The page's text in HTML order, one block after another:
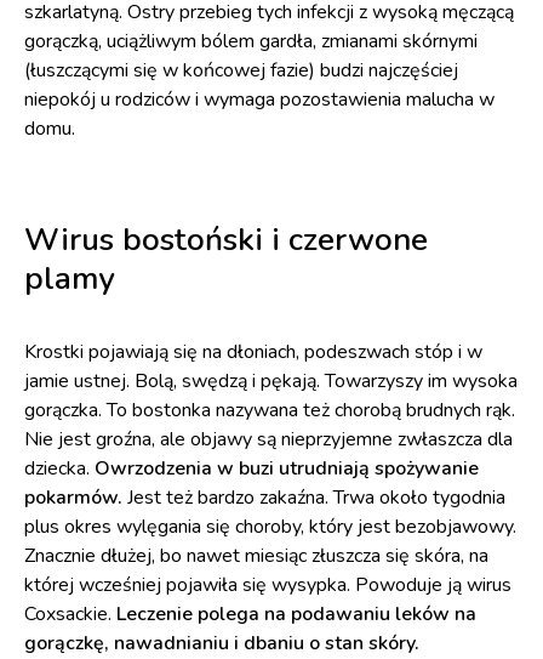
szkarlatyną. Ostry przebieg tych infekcji z wysoką męczącą
gorączką, uciążliwym bólem gardła, zmianami skórnymi
(łuszczącymi się w końcowej fazie) budzi najczęściej
niepokój u rodziców i wymaga pozostawienia malucha w
domu.
Wirus bostoński i czerwone
plamy
Krostki pojawiają się na dłoniach, podeszwach stóp i w
jamie ustnej. Bolą, swędzą i pękają. Towarzyszy im wysoka
gorączka. To bostonka nazywana też chorobą brudnych rąk.
Nie jest groźna, ale objawy są nieprzyjemne zwłaszcza dla
dziecka. Owrzodzenia w buzi utrudniają spożywanie
pokarmów. Jest też bardzo zakaźna. Trwa około tygodnia
plus okres wylęgania się choroby, który jest bezobjawowy.
Znacznie dłużej, bo nawet miesiąc złuszcza się skóra, na
której wcześniej pojawiła się wysypka. Powoduje ją wirus
Coxsackie. Leczenie polega na podawaniu leków na
gorączkę, nawadnianiu i dbaniu o stan skóry.